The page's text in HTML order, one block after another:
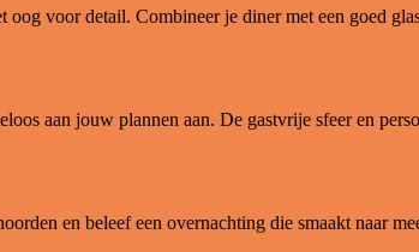
oog voor detail. Combineer je diner met een goed
aan jouw plannen aan. De gastvrije sfeer en
en beleef een overnachting die smaakt naar